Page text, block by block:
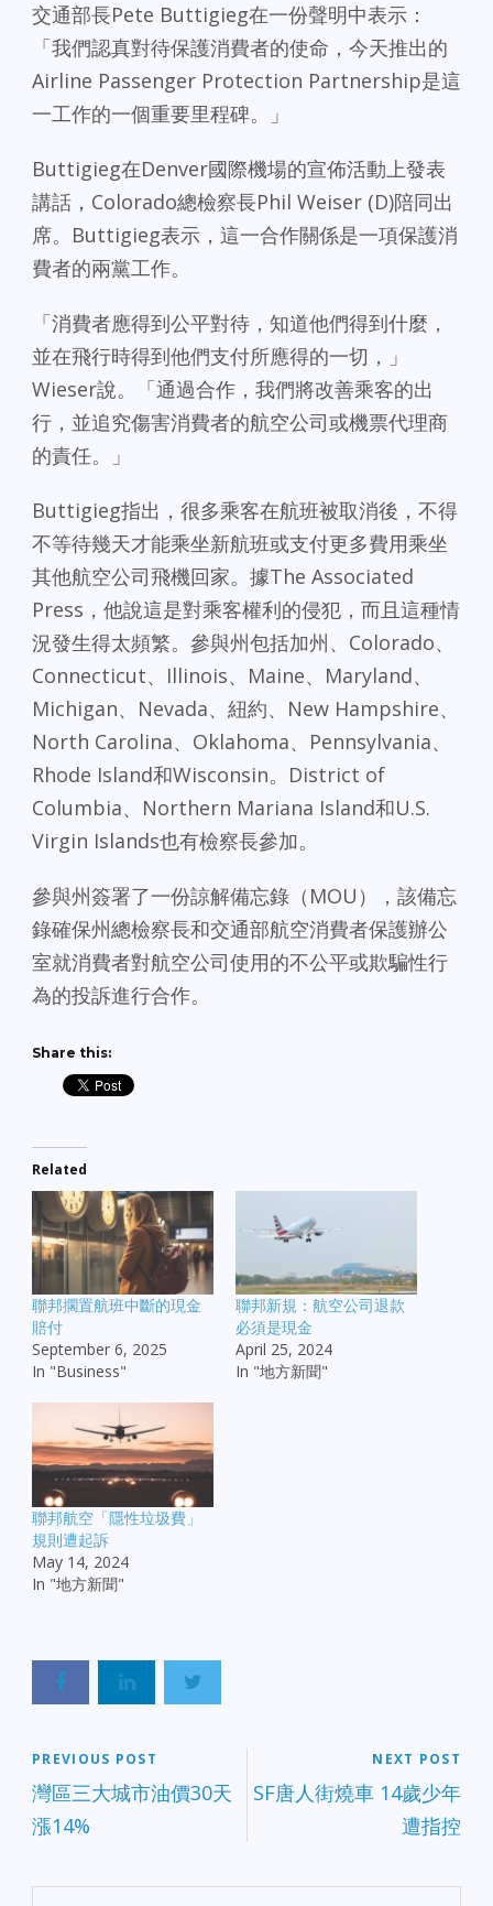
交通部長Pete Buttigieg在一份聲明中表示：
「我們認真對待保護消費者的使命，今天推出的
Airline Passenger Protection Partnership是這
一工作的一個重要里程碑。」
Buttigieg在Denver國際機場的宣佈活動上發表
講話，Colorado總檢察長Phil Weiser (D)陪同出
席。Buttigieg表示，這一合作關係是一項保護消
費者的兩黨工作。
「消費者應得到公平對待，知道他們得到什麼，
並在飛行時得到他們支付所應得的一切，」
Wieser說。「通過合作，我們將改善乘客的出
行，並追究傷害消費者的航空公司或機票代理商
的責任。」
Buttigieg指出，很多乘客在航班被取消後，不得
不等待幾天才能乘坐新航班或支付更多費用乘坐
其他航空公司飛機回家。據The Associated
Press，他說這是對乘客權利的侵犯，而且這種情
況發生得太頻繁。參與州包括加州、Colorado、
Connecticut、Illinois、Maine、Maryland、
Michigan、Nevada、紐約、New Hampshire、
North Carolina、Oklahoma、Pennsylvania、
Rhode Island和Wisconsin。District of
Columbia、Northern Mariana Island和U.S.
Virgin Islands也有檢察長參加。
參與州簽署了一份諒解備忘錄（MOU），該備忘
錄確保州總檢察長和交通部航空消費者保護辦公
室就消費者對航空公司使用的不公平或欺騙性行
為的投訴進行合作。
Share this:
Related
聯邦擱置航班中斷的現金
賠付
September 6, 2025
In "Business"
聯邦新規：航空公司退款
必須是現金
April 25, 2024
In "地方新聞"
聯邦航空「隱性垃圾費」
規則遭起訴
May 14, 2024
In "地方新聞"
PREVIOUS POST
灣區三大城市油價30天
漲14%
NEXT POST
SF唐人街燒車 14歲少年
遭指控